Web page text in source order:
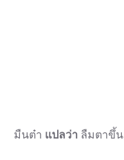
มืนต๋า แปลว่า ลืมตาขึ้น